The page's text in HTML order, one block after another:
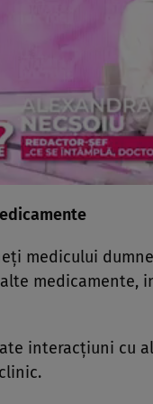
medicului
medicamente,
interacţiuni cu